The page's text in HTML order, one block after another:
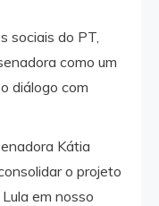
sociais do PT,
como um
diálogo com
Kátia
o projeto
em nosso